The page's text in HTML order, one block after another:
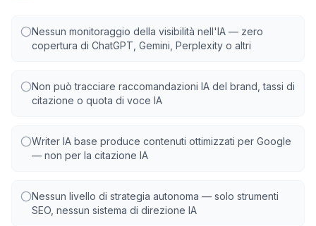
Nessun monitoraggio della visibilità nell'IA — zero
copertura di ChatGPT, Gemini, Perplexity o altri
Non può tracciare raccomandazioni IA del brand, tassi di
citazione o quota di voce IA
Writer IA base produce contenuti ottimizzati per Google
— non per la citazione IA
Nessun livello di strategia autonoma — solo strumenti
SEO, nessun sistema di direzione IA